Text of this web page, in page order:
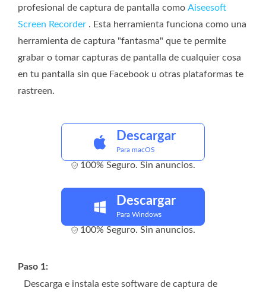
profesional de captura de pantalla como Aiseesoft
Screen Recorder . Esta herramienta funciona como una
herramienta de captura "fantasma" que te permite
grabar o tomar capturas de pantalla de cualquier cosa
en tu pantalla sin que Facebook u otras plataformas te
rastreen.
Descargar
Para macOS
100% Seguro. Sin anuncios.
Descargar
Para Windows
100% Seguro. Sin anuncios.
Paso 1:
Descarga e instala este software de captura de